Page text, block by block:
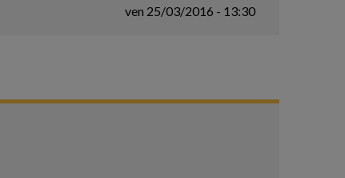
ven 25/03/2016 - 13:30